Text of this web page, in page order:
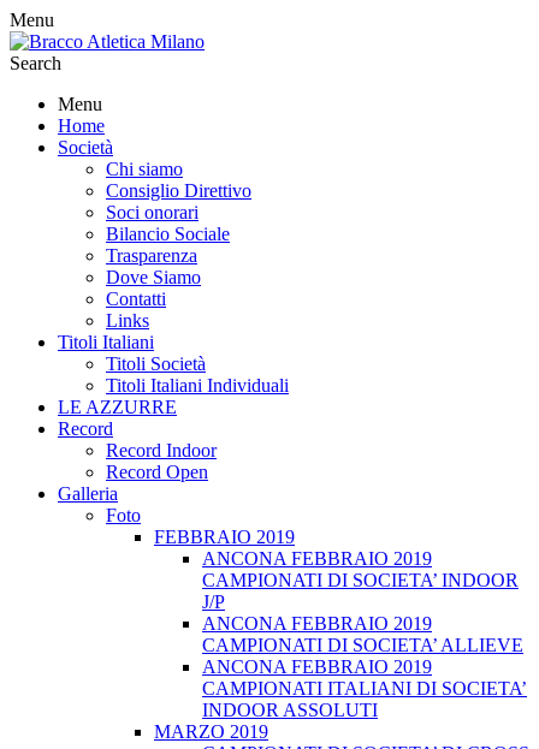
Menu
Search
Menu
Home
Società
Chi siamo
Consiglio Direttivo
Soci onorari
Bilancio Sociale
Trasparenza
Dove Siamo
Contatti
Links
Titoli Italiani
Titoli Società
Titoli Italiani Individuali
LE AZZURRE
Record
Record Indoor
Record Open
Galleria
Foto
FEBBRAIO 2019
ANCONA FEBBRAIO 2019
CAMPIONATI DI SOCIETA’ INDOOR
J/P
ANCONA FEBBRAIO 2019
CAMPIONATI DI SOCIETA’ ALLIEVE
ANCONA FEBBRAIO 2019
CAMPIONATI ITALIANI DI SOCIETA’
INDOOR ASSOLUTI
MARZO 2019